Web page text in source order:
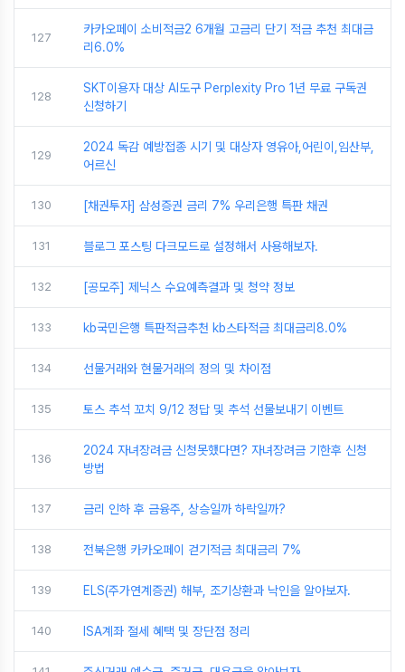
127
카카오페이 소비적금2 6개월 고금리 단기 적금 추천 최대금
리6.0%
128
SKT이용자 대상 AI도구 Perplexity Pro 1년 무료 구독권
신청하기
129
2024 독감 예방접종 시기 및 대상자 영유아,어린이,임산부,
어르신
130 [채권투자] 삼성증권 금리 7% 우리은행 특판 채권
131 블로그 포스팅 다크모드로 설정해서 사용해보자.
132 [공모주] 제닉스 수요예측결과 및 청약 정보
133 kb국민은행 특판적금추천 kb스타적금 최대금리8.0%
134 선물거래와 현물거래의 정의 및 차이점
135 토스 추석 꼬치 9/12 정답 및 추석 선물보내기 이벤트
136
2024 자녀장려금 신청못했다면? 자녀장려금 기한후 신청
방법
137 금리 인하 후 금융주, 상승일까 하락일까?
138 전북은행 카카오페이 걷기적금 최대금리 7%
139 ELS(주가연계증권) 해부, 조기상환과 낙인을 알아보자.
140 ISA계좌 절세 혜택 및 장단점 정리